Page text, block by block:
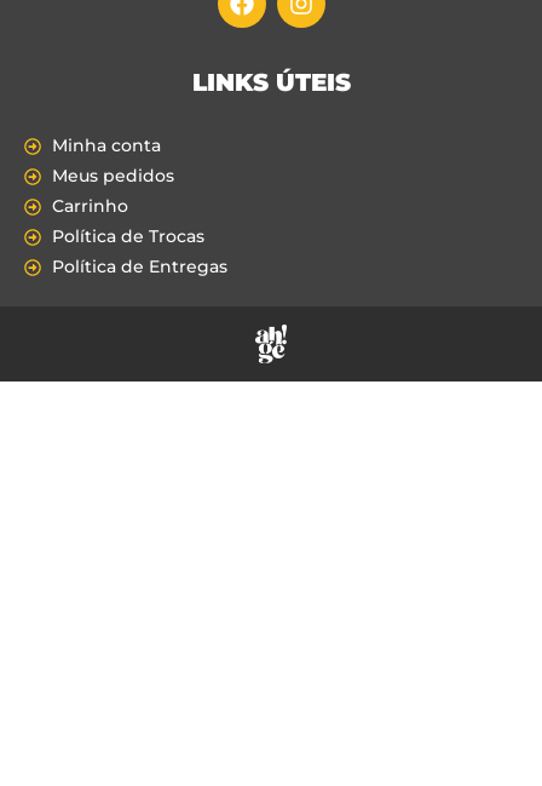
LINKS ÚTEIS
Minha conta
Meus pedidos
Carrinho
Política de Trocas
Política de Entregas